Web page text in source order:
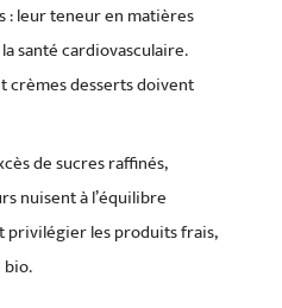
: leur teneur en matières
santé cardiovasculaire.
crèmes desserts doivent
de sucres raffinés,
nuisent à l’équilibre
privilégier les produits frais,
bio.